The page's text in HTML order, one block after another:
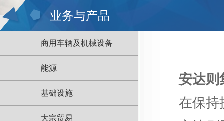
业务与产品
商用车辆及机械设备
能源
基础设施
大宗贸易
安达则
在保持